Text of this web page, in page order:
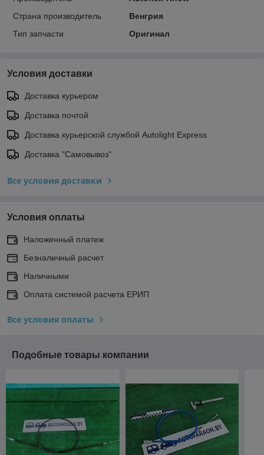
Страна производитель
Венгрия
Тип запчасти
Оригинал
Условия доставки
Доставка курьером
Доставка почтой
Доставка курьерской службой Autolight Express
Доставка "Самовывоз"
Все условия доставки
Условия оплаты
Наложенный платеж
Безналичный расчет
Наличными
Оплата системой расчета ЕРИП
Все условия оплаты
Подобные товары компании